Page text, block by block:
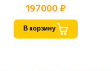
197000 ₽
В корзину